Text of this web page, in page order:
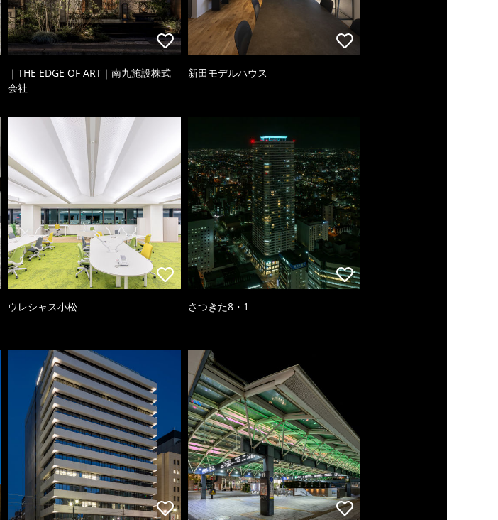
｜THE EDGE OF ART｜南九施設株式
会社
新田モデルハウス
ウレシャス小松 さつきた8・1